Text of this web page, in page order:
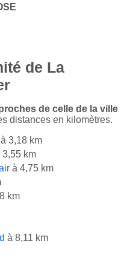
de La
de celle de la ville
distances en kilomètres.
à 3,18 km
3,55 km
à 4,75 km
km
à 8,11 km